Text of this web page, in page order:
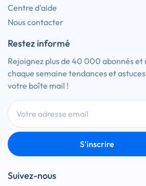
Centre d'aide
Nous contacter
Restez informé
Rejoignez plus de 40 000 abonnés et
chaque semaine tendances et
votre boîte mail !
S'inscrire
Suivez-nous